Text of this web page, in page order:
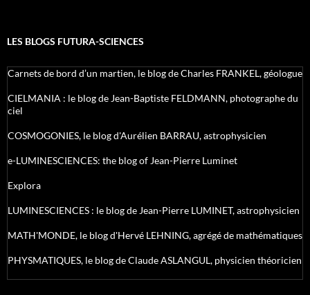
LES BLOGS FUTURA-SCIENCES
Carnets de bord d’un martien, le blog de Charles FRANKEL, géologue
CIELMANIA : le blog de Jean-Baptiste FELDMANN, photographe du
ciel
COSMOGONIES, le blog d'Aurélien BARRAU, astrophysicien
e-LUMINESCIENCES: the blog of Jean-Pierre Luminet
Explora
LUMINESCIENCES : le blog de Jean-Pierre LUMINET, astrophysicien
MATH'MONDE, le blog d'Hervé LEHNING, agrégé de mathématiques
PHYSMATIQUES, le blog de Claude ASLANGUL, physicien théoricien